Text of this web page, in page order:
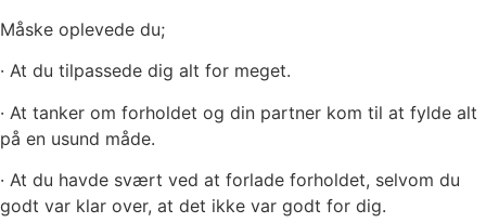
Måske oplevede du;
· At du tilpassede dig alt for meget.
· At tanker om forholdet og din partner kom til at fylde alt
på en usund måde.
· At du havde svært ved at forlade forholdet, selvom du
godt var klar over, at det ikke var godt for dig.